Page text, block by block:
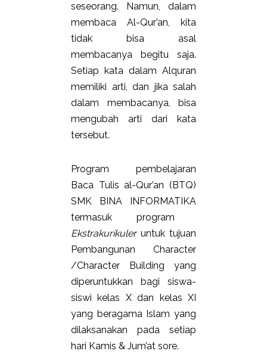
seseorang. Namun, dalam
membaca Al-Qur’an, kita
tidak bisa asal
membacanya begitu saja.
Setiap kata dalam Alquran
memiliki arti, dan jika salah
dalam membacanya, bisa
mengubah arti dari kata
tersebut.
Program pembelajaran
Baca Tulis al-Qur’an (BTQ)
SMK BINA INFORMATIKA
termasuk program
Ekstrakurikuleruntuk tujuan
Pembangunan Character
/Character Building yang
diperuntukkan bagi siswa-
siswi kelas X dan kelas XI
yang beragama Islam yang
dilaksanakan pada setiap
hari Kamis & Jum’at sore.